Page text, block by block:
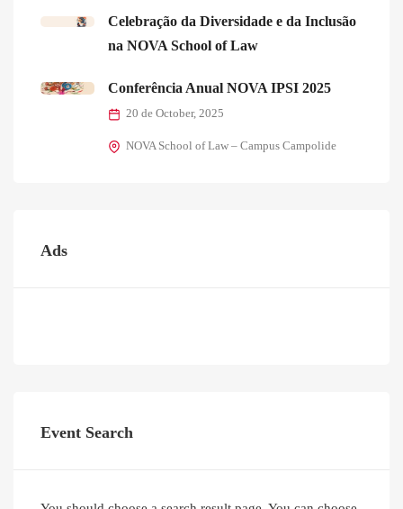
Celebração da Diversidade e da Inclusão
na NOVA School of Law
Conferência Anual NOVA IPSI 2025
20 de October, 2025
NOVA School of Law – Campus Campolide
Ads
Event Search